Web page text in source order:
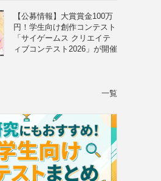
【公募情報】大賞賞金100万
円！学生向け創作コンテスト
「サイゲームス クリエイテ
ィブコンテスト2026」が開催
一覧